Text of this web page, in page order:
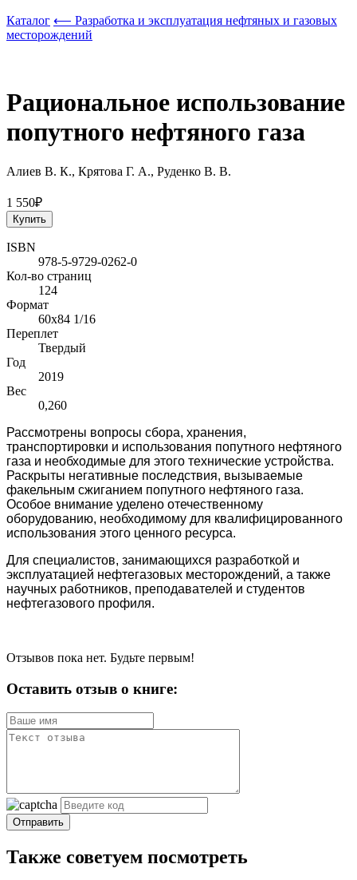
Каталог ⟵ Разработка и эксплуатация нефтяных и газовых
месторождений
Рациональное использование
попутного нефтяного газа
Алиев В. К., Крятова Г. А., Руденко В. В.
1 550₽
Купить
ISBN
978-5-9729-0262-0
Кол-во страниц
124
Формат
60х84 1/16
Переплет
Твердый
Год
2019
Вес
0,260
Рассмотрены вопросы сбора, хранения,
транспортировки и использования попутного нефтяного
газа и необходимые для этого технические устройства.
Раскрыты негативные последствия, вызываемые
факельным сжиганием попутного нефтяного газа.
Особое внимание уделено отечественному
оборудованию, необходимому для квалифицированного
использования этого ценного ресурса.
Для специалистов, занимающихся разработкой и
эксплуатацией нефтегазовых месторождений, а также
научных работников, преподавателей и студентов
нефтегазового профиля.
Отзывов пока нет. Будьте первым!
Оставить отзыв о книге:
Отправить
Также советуем посмотреть